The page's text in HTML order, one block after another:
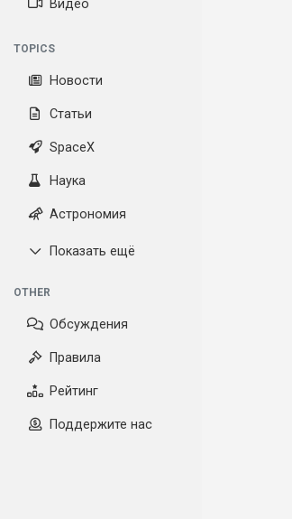
Видео
TOPICS
Новости
Статьи
SpaceX
Наука
Астрономия
Показать ещё
OTHER
Обсуждения
Правила
Рейтинг
Поддержите нас